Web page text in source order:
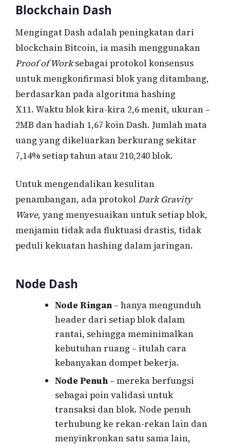
Blockchain Dash
Mengingat Dash adalah peningkatan dari
blockchain Bitcoin, ia masih menggunakan
Proof of Worksebagai protokol konsensus
untuk mengkonfirmasi blok yang ditambang,
berdasarkan pada algoritma hashing
X11. Waktu blok kira-kira 2,6 menit, ukuran –
2MB dan hadiah 1,67 koin Dash. Jumlah mata
uang yang dikeluarkan berkurang sekitar
7,14% setiap tahun atau 210,240 blok.
Untuk mengendalikan kesulitan
penambangan, ada protokol Dark Gravity
Wave, yang menyesuaikan untuk setiap blok,
menjamin tidak ada fluktuasi drastis, tidak
peduli kekuatan hashing dalam jaringan.
Node Dash
Node Ringan– hanya mengunduh
header dari setiap blok dalam
rantai, sehingga meminimalkan
kebutuhan ruang – itulah cara
kebanyakan dompet bekerja.
Node Penuh– mereka berfungsi
sebagai poin validasi untuk
transaksi dan blok. Node penuh
terhubung ke rekan-rekan lain dan
menyinkronkan satu sama lain,